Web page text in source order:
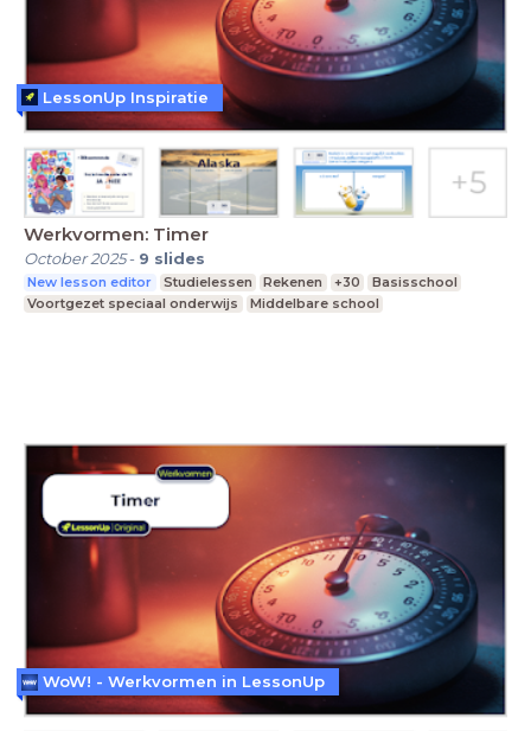
Werkvormen: Timer
October 2025- 9 slides
New lesson editor Studielessen Rekenen +30
Basisschool
Voortgezet speciaal onderwijs
Middelbare school
LessonUp Inspiratie
WoW! - Werkvormen in LessonUp